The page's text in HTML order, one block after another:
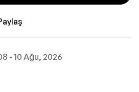
- 10 Ağu, 2026